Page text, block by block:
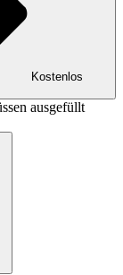
Kostenlos
ausgefüllt